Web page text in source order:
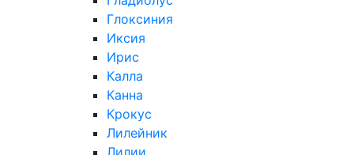
Глоксиния
Иксия
Ирис
Калла
Канна
Крокус
Лилейник
Лилии